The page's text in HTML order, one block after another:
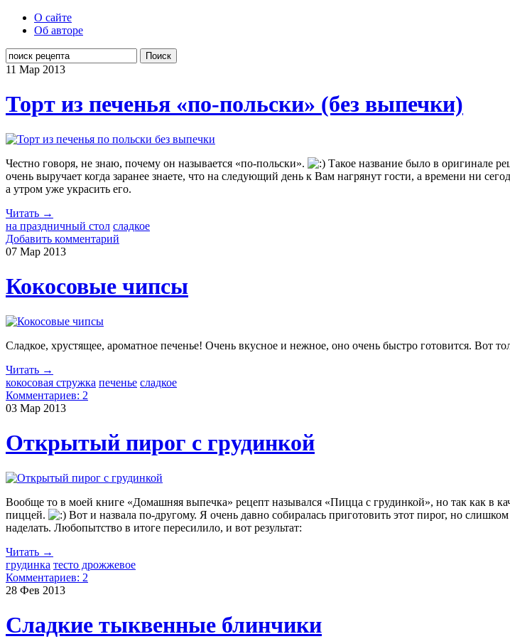
О сайте
Об авторе
Поиск
11 Мар 2013
Торт из печенья «по-польски» (без выпечки)
Честно говоря, не знаю, почему он называется «по-польски».
Такое название было в оригинале
очень выручает когда заранее знаете, что на следующий день к Вам нагрянут гости, а времени ни
а утром уже украсить его.
Читать →
на праздничный стол сладкое
Добавить комментарий
07 Мар 2013
Кокосовые чипсы
Сладкое, хрустящее, ароматное печенье! Очень вкусное и нежное, оно очень быстро готовится. Вот
Читать →
кокосовая стружка печенье сладкое
Комментариев: 2
03 Мар 2013
Открытый пирог с грудинкой
Вообще то в моей книге «Домашняя выпечка» рецепт назывался «Пицца с грудинкой», но так как в
пиццей.
Вот и назвала по-другому. Я очень давно собиралась приготовить этот пирог, но
наделать. Любопытство в итоге пересилило, и вот результат:
Читать →
грудинка тесто дрожжевое
Комментариев: 2
28 Фев 2013
Сладкие тыквенные блинчики